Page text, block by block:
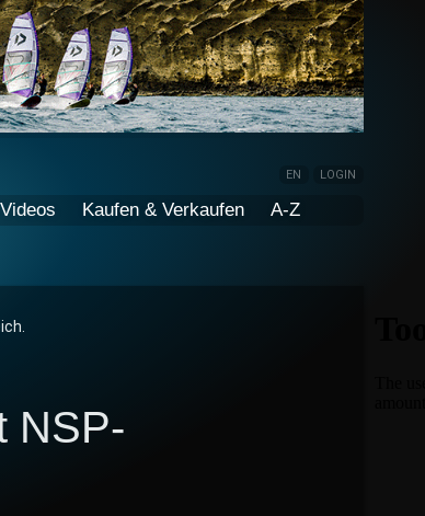
EN LOGIN
Kaufen & Verkaufen A-Z
NSP-